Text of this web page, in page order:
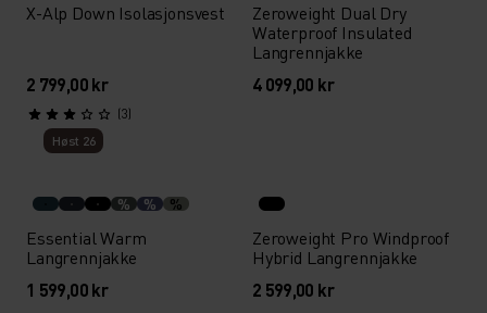
X-Alp Down Isolasjonsvest
2 799,00 kr
(3)
Zeroweight Dual Dry
Waterproof Insulated
Langrennjakke
4 099,00 kr
Høst 26
% % %
Essential Warm
Langrennjakke
1 599,00 kr
Zeroweight Pro Windproof
Hybrid Langrennjakke
2 599,00 kr